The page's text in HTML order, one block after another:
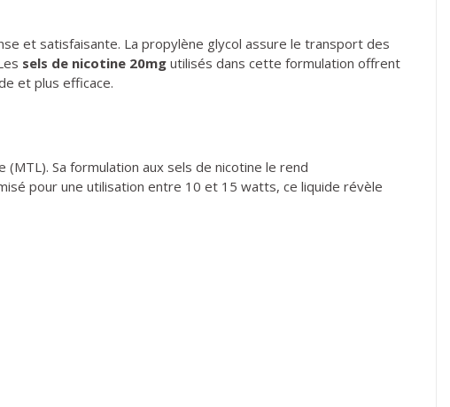
et satisfaisante. La propylène glycol assure le transport des
sels de nicotine 20mg utilisés dans cette formulation offrent
et plus efficace.
Sa formulation aux sels de nicotine le rend
pour une utilisation entre 10 et 15 watts, ce liquide révèle